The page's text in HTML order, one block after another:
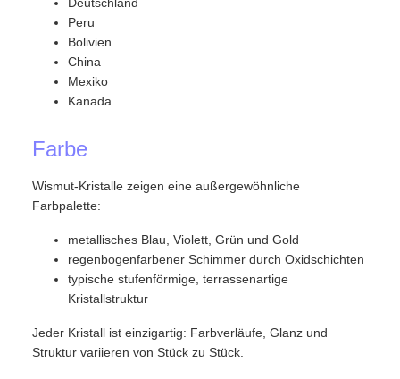
Peru
Bolivien
China
Mexiko
Kanada
Farbe
Wismut-Kristalle zeigen eine außergewöhnliche
Farbpalette:
metallisches Blau, Violett, Grün und Gold
regenbogenfarbener Schimmer durch Oxidschichten
typische stufenförmige, terrassenartige
Kristallstruktur
Jeder Kristall ist einzigartig: Farbverläufe, Glanz und
Struktur variieren von Stück zu Stück.